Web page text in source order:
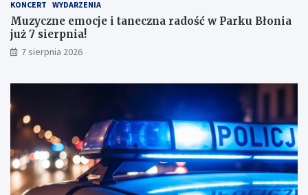
m
i
w
y
k
a
m
KONCERT WYDARZENIA
Muzyczne emocje i taneczna radość w Parku Błonia
już 7 sierpnia!
7 sierpnia 2026